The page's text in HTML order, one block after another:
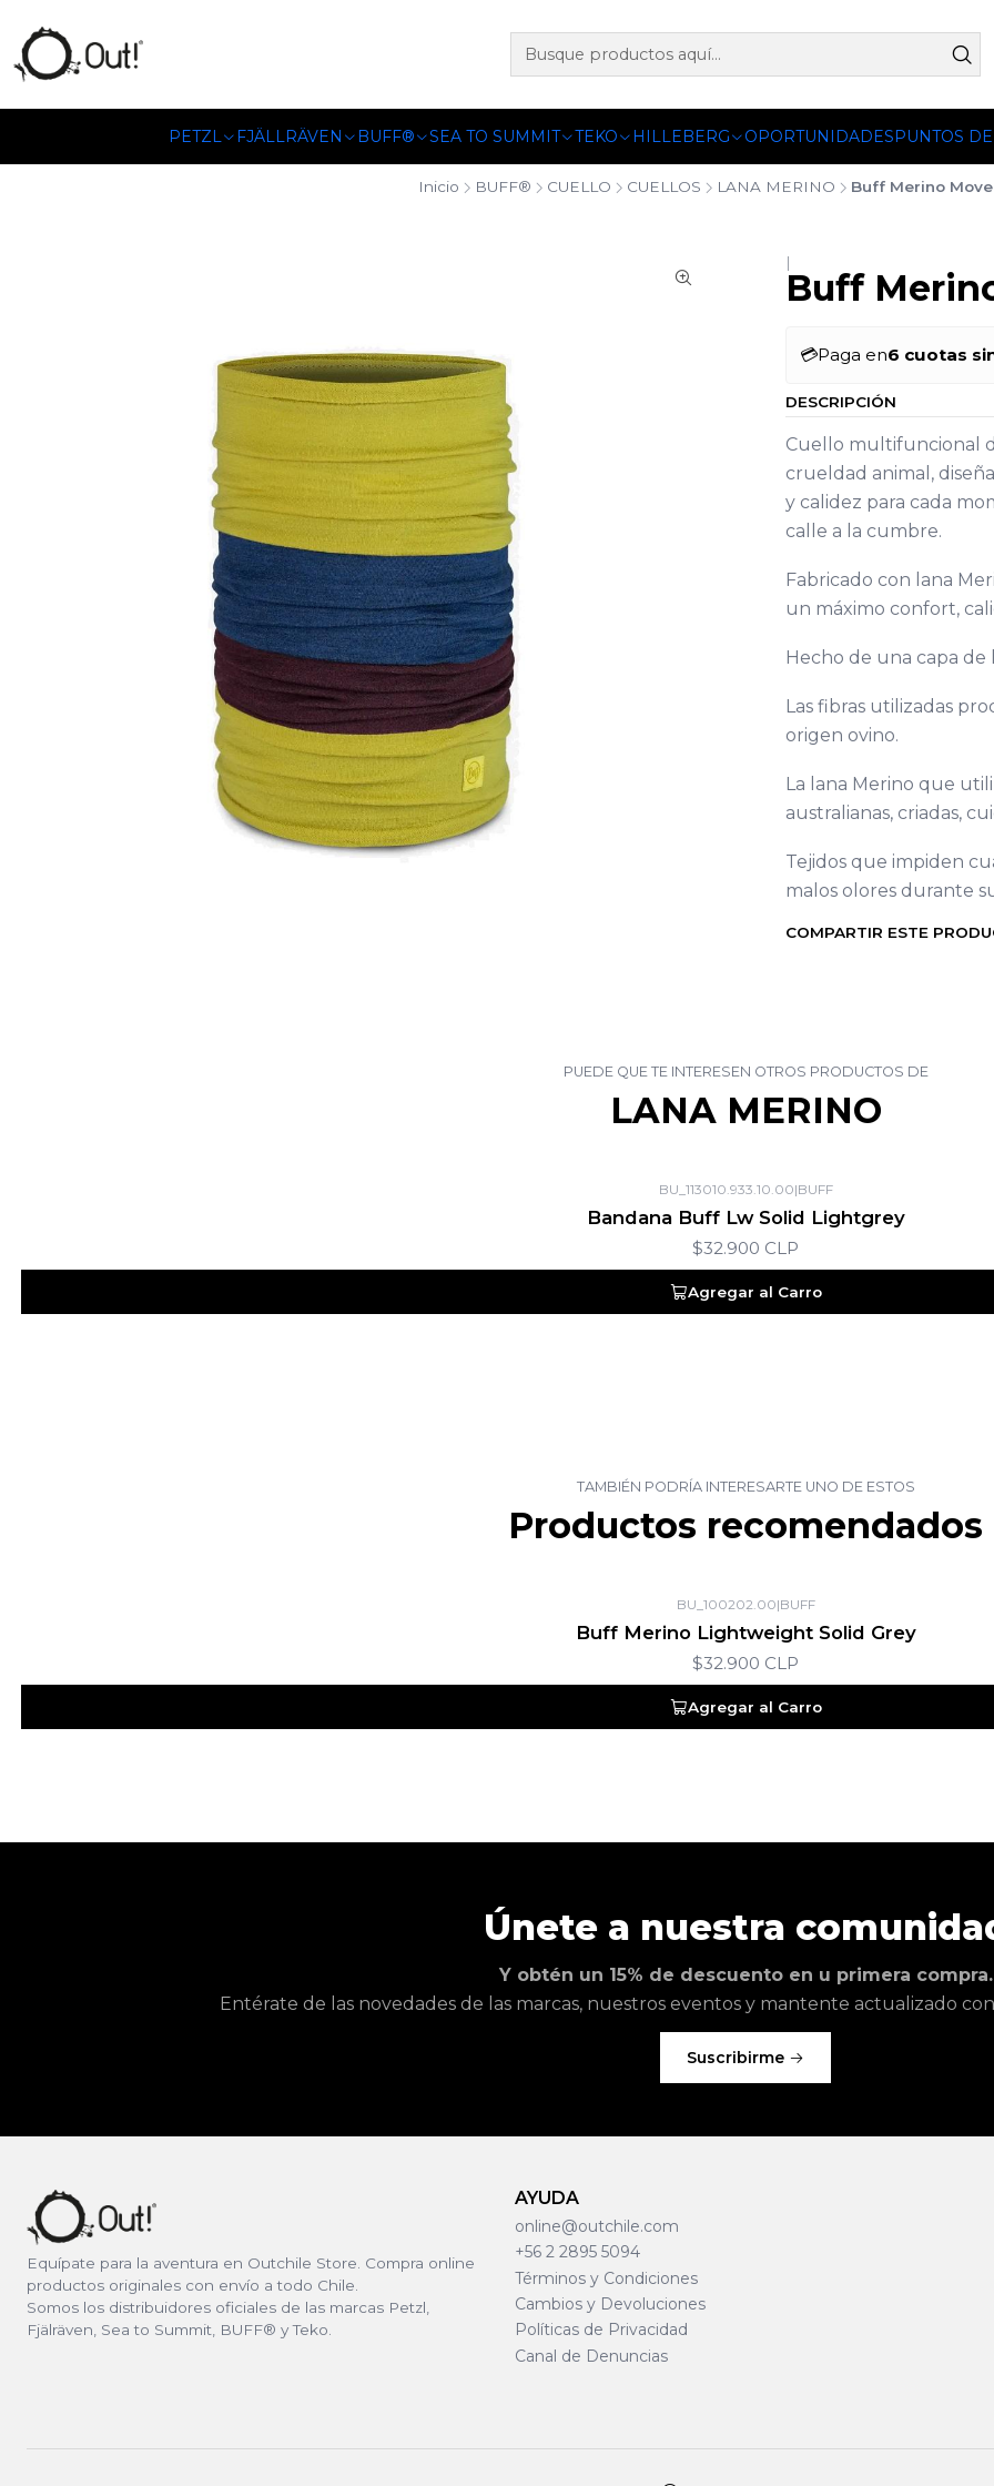
PETZL FJÄLLRÄVEN BUFF® SEA TO SUMMIT TEKO HILLEBERG OPORTUNIDADESPUNTOS
Inicio BUFF® CUELLO CUELLOS LANA MERINO Buff Merino
|
Buff
💳Paga en6 cuotas
DESCRIPCIÓN
Cuello multifuncional
crueldad animal,
y calidez para cada
calle a la cumbre.
Fabricado con lana
un máximo confort,
Hecho de una capa de
Las fibras utilizadas
origen ovino.
La lana Merino que
australianas, criadas,
Tejidos que impiden
malos olores durante
COMPARTIR ESTE
PUEDE QUE TE INTERESEN OTROS PRODUCTOS DE
LANA MERINO
BU_113010.933.10.00|BUFF
Bandana Buff Lw Solid Lightgrey
$32.900 CLP
Agregar al Carro
TAMBIÉN PODRÍA INTERESARTE UNO DE ESTOS
Productos recomendados
BU_100202.00|BUFF
Buff Merino Lightweight Solid Grey
$32.900 CLP
Agregar al Carro
Únete a nuestra
Y obtén un 15% de descuento en u primera compra.
Entérate de las novedades de las marcas, nuestros eventos y mantente actualizado
Suscribirme
Equípate para la aventura en Outchile Store. Compra online
productos originales con envío a todo Chile.
Somos los distribuidores oficiales de las marcas Petzl,
Fjälräven, Sea to Summit, BUFF® y Teko.
AYUDA
online@outchile.com
+56 2 2895 5094
Términos y Condiciones
Cambios y Devoluciones
Políticas de Privacidad
Canal de Denuncias